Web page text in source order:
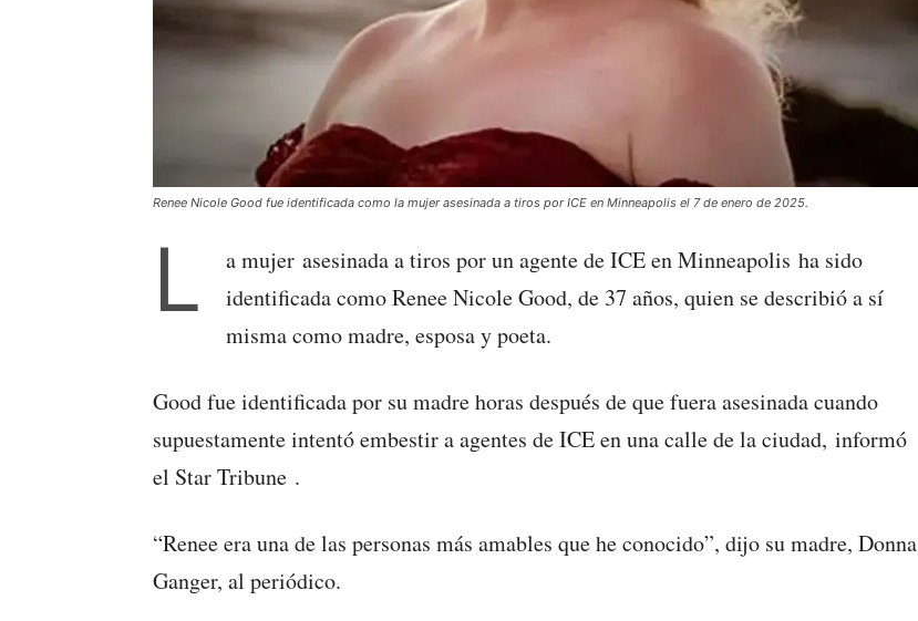
Renee Nicole Good fue identificada como la mujer asesinada a tiros por ICE en Minneapolis el 7 de enero de 2025.
L
a mujer asesinada a tiros por un agente de ICE en Minneapolis ha sido
identificada como Renee Nicole Good, de 37 años, quien se describió a sí
misma como madre, esposa y poeta.
Good fue identificada por su madre horas después de que fuera asesinada cuando
supuestamente intentó embestir a agentes de ICE en una calle de la ciudad, informó
el Star Tribune .
“Renee era una de las personas más amables que he conocido”, dijo su madre, Donna
Ganger, al periódico.